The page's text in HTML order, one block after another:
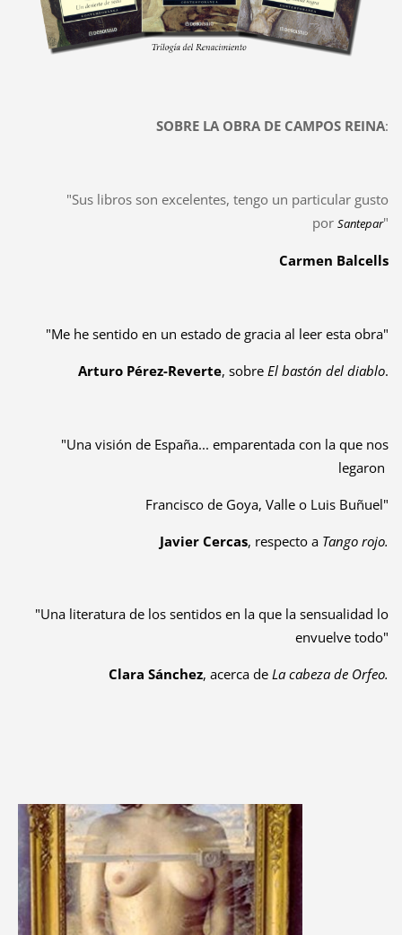
SOBRE LA OBRA DE CAMPOS REINA:
"Sus libros son excelentes, tengo un particular gusto
porSantepar"
Carmen Balcells
"Me he sentido en un estado de gracia al leer esta obra"
Arturo Pérez-Reverte, sobre El bastón del diablo.
"Una visión de España... emparentada con la que nos
legaron
Francisco de Goya, Valle o Luis Buñuel"
Javier Cercas, respecto a Tango rojo.
"Una literatura de los sentidos en la que la sensualidad lo
envuelve todo"
Clara Sánchez, acerca deLa cabeza de Orfeo.